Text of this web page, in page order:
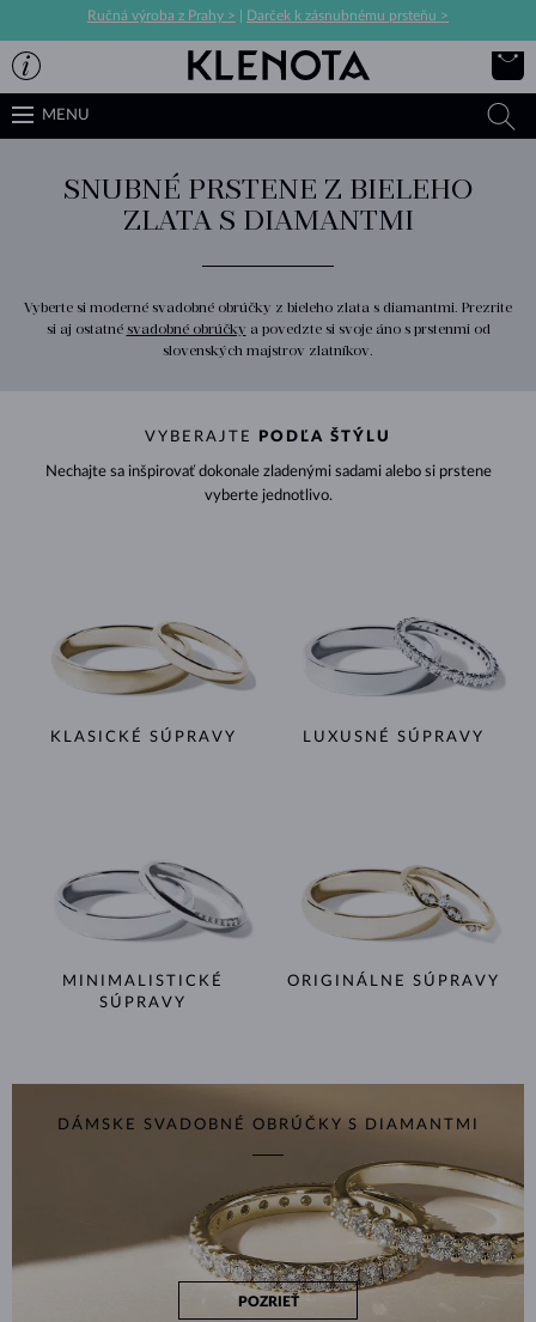
Ručná výroba z Prahy > Darček k zásnubnému prsteňu >
MENU
SNUBNÉ PRSTENE Z BIELEHO
ZLATA S DIAMANTMI
Vyberte si moderné svadobné obrúčky z bieleho zlata s diamantmi. Prezrite
si aj ostatné svadobné obrúčky a povedzte si svoje áno s prstenmi od
slovenských majstrov zlatníkov.
VYBERAJTE PODĽA ŠTÝLU
Nechajte sa inšpirovať dokonale zladenými sadami alebo si prstene
vyberte jednotlivo.
KLASICKÉ SÚPRAVY LUXUSNÉ SÚPRAVY
MINIMALISTICKÉ
SÚPRAVY
ORIGINÁLNE SÚPRAVY
DÁMSKE SVADOBNÉ OBRÚČKY S DIAMANTMI
POZRIEŤ